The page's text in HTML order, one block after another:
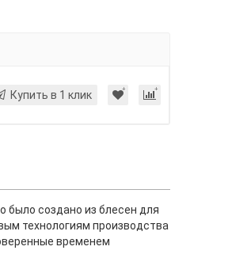
Купить в 1 клик
было создано из блесен для
технологиям производства
временем